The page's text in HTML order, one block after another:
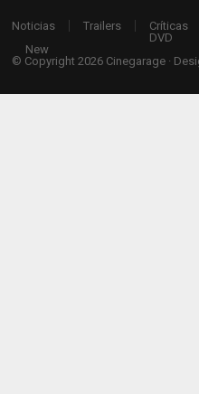
Noticias Trailers
Críticas
DVD
New
© Copyright 2026 Cinegarage ·